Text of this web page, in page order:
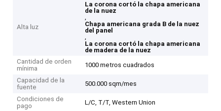
Alta luz
La corona cortó la chapa americana
de la nuez
,
Chapa americana grada B de la nuez
del panel
,
La corona cortó la chapa americana
de madera de la nuez
Cantidad de orden
mínima
1000 metros cuadrados
Capacidad de la
fuente
500.000 sqm/mes
Condiciones de
pago
L/C, T/T, Western Union